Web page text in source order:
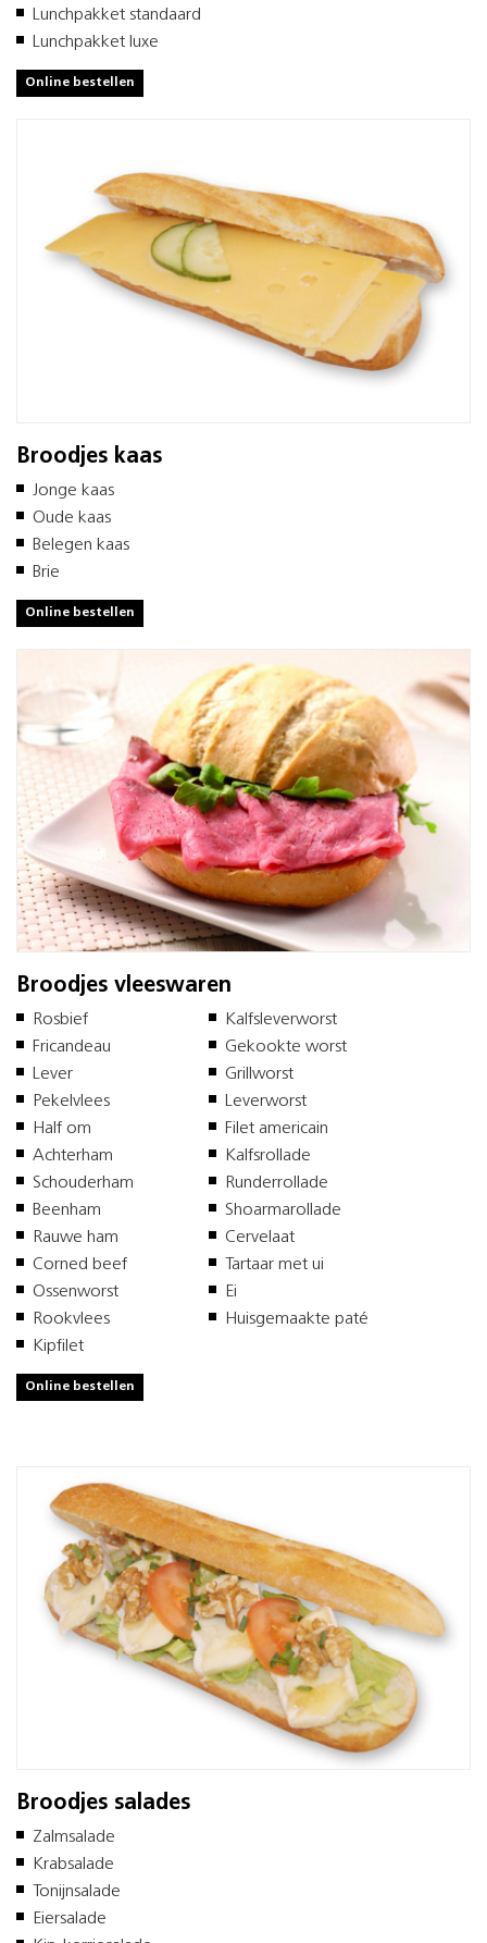
Lunchpakket standaard
Lunchpakket luxe
Online bestellen
Broodjes kaas
Jonge kaas
Oude kaas
Belegen kaas
Brie
Online bestellen
Broodjes vleeswaren
Rosbief
Kalfsleverworst
Fricandeau
Gekookte worst
Lever
Grillworst
Pekelvlees
Leverworst
Half om
Filet americain
Achterham
Kalfsrollade
Schouderham
Runderrollade
Beenham
Shoarmarollade
Rauwe ham
Cervelaat
Corned beef
Tartaar met ui
Ossenworst
Ei
Rookvlees
Huisgemaakte paté
Kipfilet
Online bestellen
Broodjes salades
Zalmsalade
Krabsalade
Tonijnsalade
Eiersalade